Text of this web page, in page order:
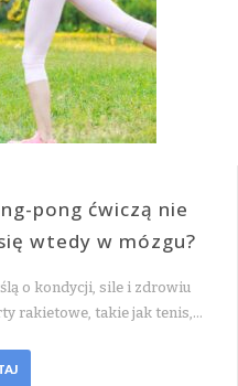
pong ćwiczą nie
wtedy w mózgu?
o kondycji, sile i zdrowiu
rakietowe, takie jak tenis,…